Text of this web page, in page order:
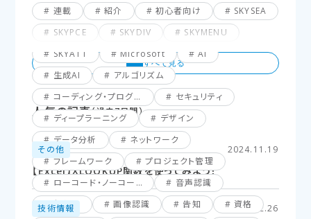
連載 紹介 初心者向け
SKYSEA
SKYPCE
SKYDIV
SKYMENU
SKYATT
Microsoft
AI
生成AI
アルゴリズム
コーディング・プログラミング
セキュリティ
ディープラーニング
デザイン
データ分析
ネットワーク
フレームワーク
プロジェクト管理
ローコード・ノーコード
音声認識
仮想化
画像認識 告知
資格
人気の記事（過去7日間）
その他 2024.11.19
【Excel】XLOOKUP関数を使ってみよう！
技術情報 2025.02.26